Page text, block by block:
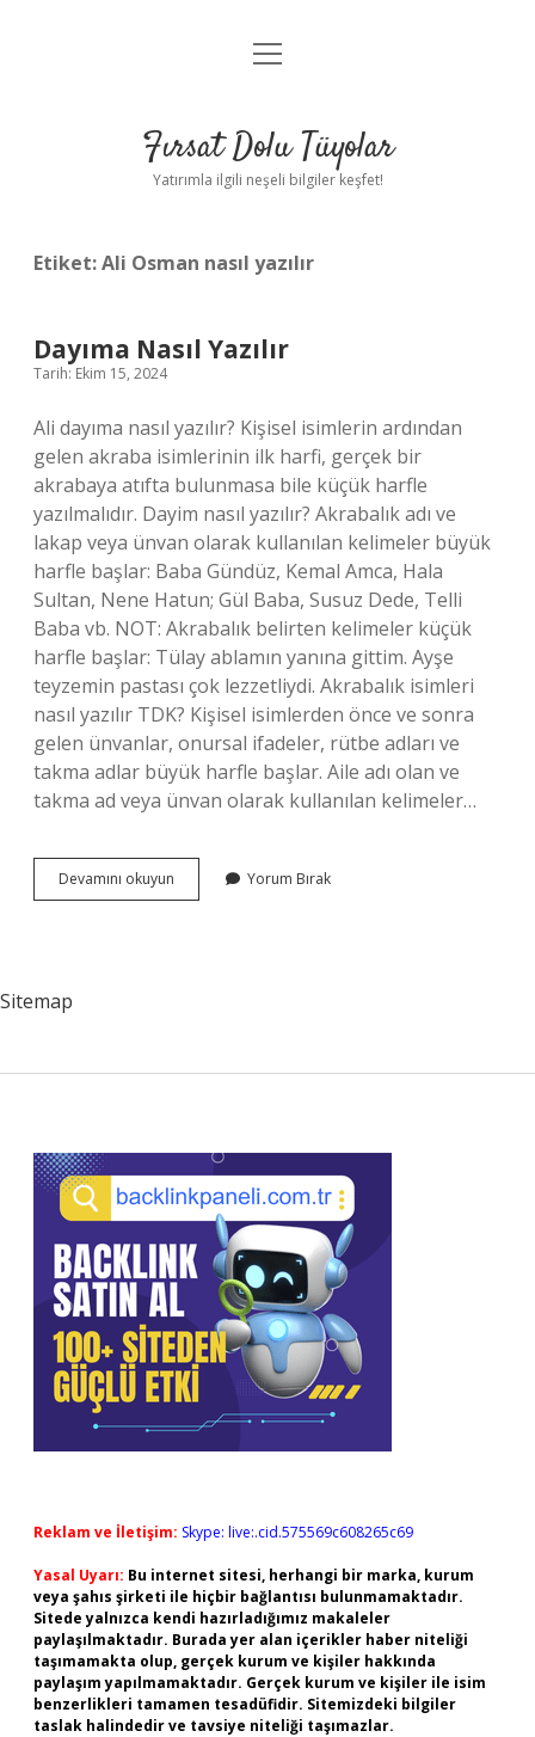
Gizlilik Politikası
Yasal Uyarı
menüyü
Fırsat Dolu Tüyolar
Yatırımla ilgili neşeli bilgiler keşfet!
Etiket:Ali Osman nasıl yazılır
Dayıma Nasıl Yazılır
Tarih: Ekim 15, 2024
Ali dayıma nasıl yazılır? Kişisel isimlerin ardından
gelen akraba isimlerinin ilk harfi, gerçek bir
akrabaya atıfta bulunmasa bile küçük harfle
yazılmalıdır. Dayim nasıl yazılır? Akrabalık adı ve
lakap veya ünvan olarak kullanılan kelimeler büyük
harfle başlar: Baba Gündüz, Kemal Amca, Hala
Sultan, Nene Hatun; Gül Baba, Susuz Dede, Telli
Baba vb. NOT: Akrabalık belirten kelimeler küçük
harfle başlar: Tülay ablamın yanına gittim. Ayşe
teyzemin pastası çok lezzetliydi. Akrabalık isimleri
nasıl yazılır TDK? Kişisel isimlerden önce ve sonra
gelen ünvanlar, onursal ifadeler, rütbe adları ve
takma adlar büyük harfle başlar. Aile adı olan ve
takma ad veya ünvan olarak kullanılan kelimeler…
Devamını okuyun
Nasıl
Yorum Bırak
Sitemap
Sidebar
Reklam ve İletişim: Skype: live:.cid.575569c608265c69
Yasal Uyarı: Bu internet sitesi, herhangi bir marka, kurum
veya şahıs şirketi ile hiçbir bağlantısı bulunmamaktadır.
Sitede yalnızca kendi hazırladığımız makaleler
paylaşılmaktadır. Burada yer alan içerikler haber niteliği
taşımamakta olup, gerçek kurum ve kişiler hakkında
paylaşım yapılmamaktadır. Gerçek kurum ve kişiler ile isim
benzerlikleri tamamen tesadüfidir. Sitemizdeki bilgiler
taslak halindedir ve tavsiye niteliği taşımazlar.